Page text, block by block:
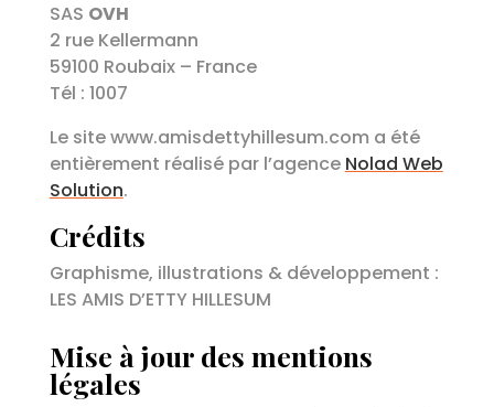
SAS OVH
2 rue Kellermann
59100 Roubaix – France
Tél : 1007
Le site www.amisdettyhillesum.com a été
entièrement réalisé par l’agence Nolad Web
Solution.
Crédits
Graphisme, illustrations & développement :
LES AMIS D’ETTY HILLESUM
Mise à jour des mentions
légales